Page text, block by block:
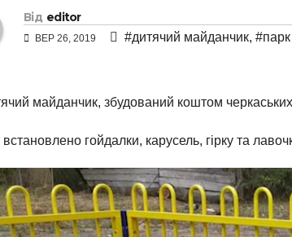
Від editor
ВЕР 26, 2019 #дитячий майданчик,
майданчик, збудований коштом
встановлено гойдалки, карусель, гірку та